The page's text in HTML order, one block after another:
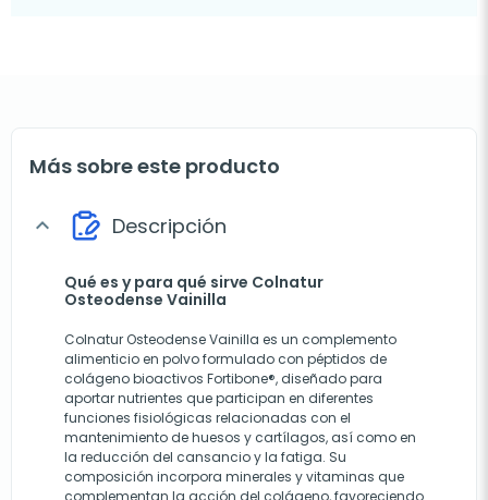
Más sobre este producto
expand_more Descripción
Qué es y para qué sirve Colnatur
Osteodense Vainilla
Colnatur Osteodense Vainilla es un complemento
alimenticio en polvo formulado con péptidos de
colágeno bioactivos Fortibone®, diseñado para
aportar nutrientes que participan en diferentes
funciones fisiológicas relacionadas con el
mantenimiento de huesos y cartílagos, así como en
la reducción del cansancio y la fatiga. Su
composición incorpora minerales y vitaminas que